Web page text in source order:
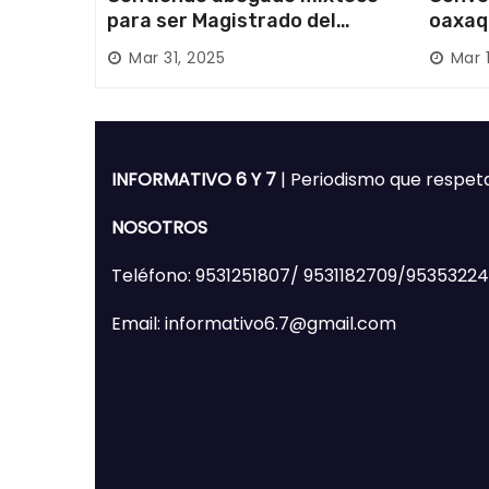
para ser Magistrado del
Poder Judicial; es originario
de Huajuapan de León
Mar 31, 2025 Mar
INFORMATIVO 6 Y 7 | Periodismo que
NOSOTROS
Teléfono: 9531251807/ 9531182709/
Email: informativo6.7@gmail.com